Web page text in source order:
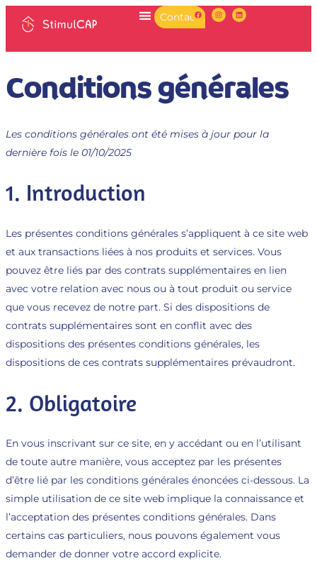
Contact
Conditions générales
Les conditions générales ont été mises à jour pour la
dernière fois le 01/10/2025
1. Introduction
Les présentes conditions générales s’appliquent à ce site web
et aux transactions liées à nos produits et services. Vous
pouvez être liés par des contrats supplémentaires en lien
avec votre relation avec nous ou à tout produit ou service
que vous recevez de notre part. Si des dispositions de
contrats supplémentaires sont en conflit avec des
dispositions des présentes conditions générales, les
dispositions de ces contrats supplémentaires prévaudront.
2. Obligatoire
En vous inscrivant sur ce site, en y accédant ou en l’utilisant
de toute autre manière, vous acceptez par les présentes
d’être lié par les conditions générales énoncées ci-dessous. La
simple utilisation de ce site web implique la connaissance et
l’acceptation des présentes conditions générales. Dans
certains cas particuliers, nous pouvons également vous
demander de donner votre accord explicite.